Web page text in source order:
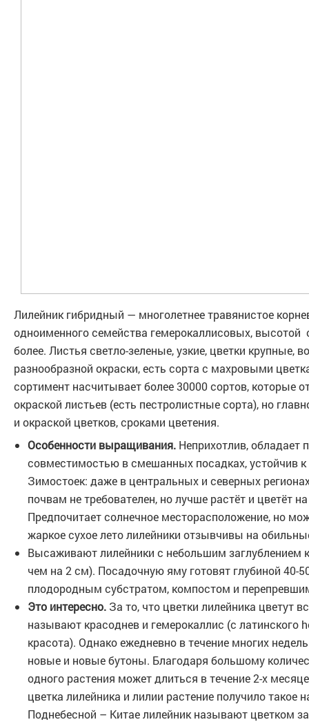
Лилейник гибридный — многолетнее травянистое
одноименного семейства гемерокаллисовых, высотой
более. Листья светло-зеленые, узкие, цветки крупные,
разнообразной окраски, есть сорта с махровыми
сортимент насчитывает более 30000 сортов, которые
окраской листьев (есть пестролистные сорта), но
и окраской цветков, сроками цветения.
Особенности выращивания. Неприхотлив, обладает
совместимостью в смешанных посадках, устойчив
Зимостоек: даже в центральных и северных
почвам не требователен, но лучше растёт и цветёт
Предпочитает солнечное месторасположение, но
жаркое сухое лето лилейники отзывчивы на
Высаживают лилейники с небольшим заглублением
чем на 2 см). Посадочную яму готовят глубиной 40-
плодородным субстратом, компостом и
Это интересно. За то, что цветки лилейника цветут
называют красоднев и гемерокаллис (с латинского
красота). Однако ежедневно в течение многих
новые и новые бутоны. Благодаря большому
одного растения может длиться в течение 2-х
цветка лилейника и лилии растение получило такое
Поднебесной – Китае лилейник называют цветком